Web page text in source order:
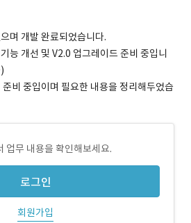
며 개발 완료되었습니다.
능 개선 및 V2.0 업그레이드 준비 중입니
비 중입이며 필요한 내용을 정리해두었습
업무 내용을 확인해보세요.
로그인
회원가입